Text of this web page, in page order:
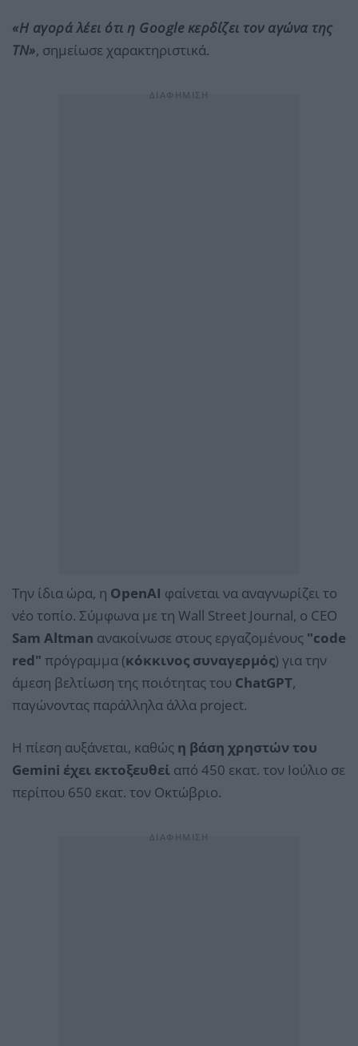
«Η αγορά λέει ότι η Google κερδίζει τον αγώνα της
ΤΝ», σημείωσε χαρακτηριστικά.
Την ίδια ώρα, η OpenAI φαίνεται να αναγνωρίζει το
νέο τοπίο. Σύμφωνα με τη Wall Street Journal, ο CEO
Sam Altman ανακοίνωσε στους εργαζομένους "code
red" πρόγραμμα (κόκκινος συναγερμός) για την
άμεση βελτίωση της ποιότητας του ChatGPT,
παγώνοντας παράλληλα άλλα project.
Η πίεση αυξάνεται, καθώς η βάση χρηστών του
Gemini έχει εκτοξευθεί από 450 εκατ. τον Ιούλιο σε
περίπου 650 εκατ. τον Οκτώβριο.